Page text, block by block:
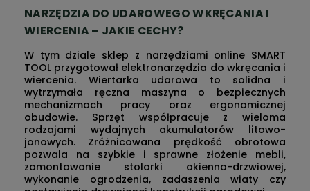
NARZĘDZIA DO UDAROWEGO WKRĘCANIA I
WIERCENIA – JAKIE CECHY?
W tym dziale sklep z narzędziami online SMART
TOOL przygotował elektronarzędzia do wkręcania i
wiercenia. Wiertarka udarowa to solidna i
wytrzymała ręczna maszyna o bezpiecznych
mechanizmach pracy oraz ergonomicznej
obudowie. Sprzęt współpracuje z wieloma
rodzajami wydajnych akumulatorów litowo-
jonowych. Zróżnicowana prędkość obrotowa
pozwala na szybkie i sprawne złożenie mebli,
zamontowanie stolarki okienno-drzwiowej,
wykonanie ogrodzenia, zadaszenia wiaty czy